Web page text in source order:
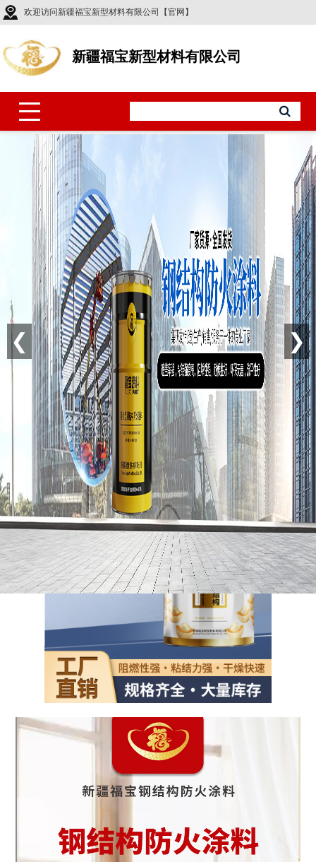
欢迎访问新疆福宝新型材料有限公司【官网】
新疆福宝新型材料有限公司
❮ ❯
产品类型
◆ 钢结构防火涂料
信息详细
室内薄型钢结构防火涂料
浏览次数：973 更新时间：2025-02-11 23:56:48